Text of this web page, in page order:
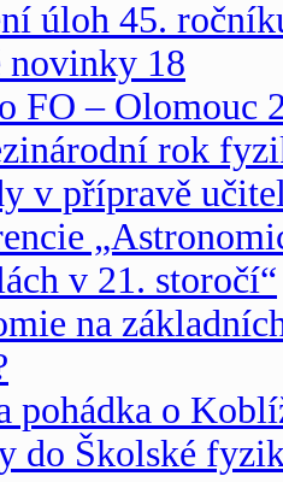
úloh 45.
novinky 18
FO – Olomouc
rok
v přípravě
v 21. storočí“
na
pohádka o
do Školské